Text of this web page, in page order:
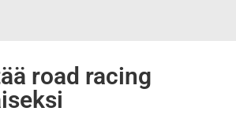
road racing